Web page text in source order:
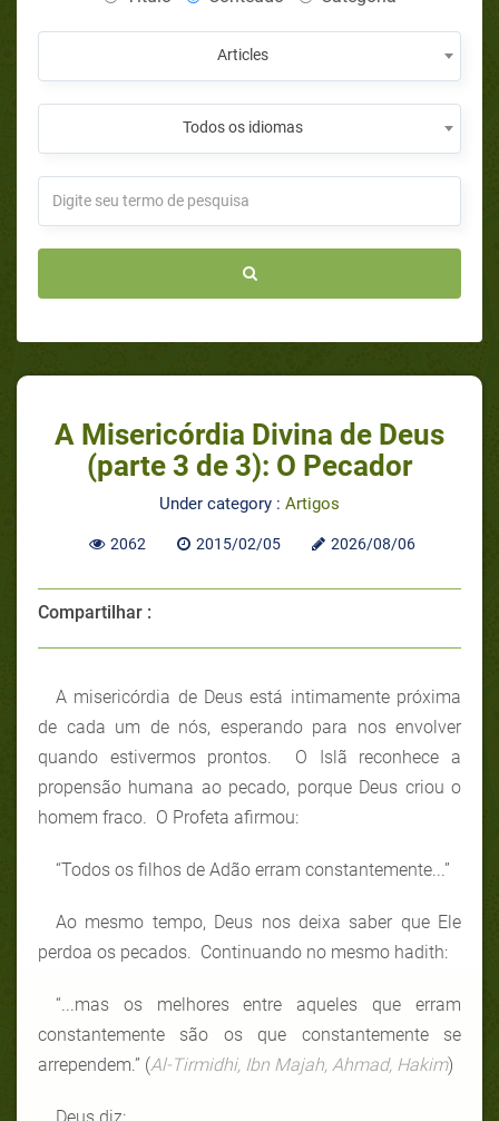
Articles
Todos os idiomas
A Misericórdia Divina de Deus
(parte 3 de 3): O Pecador
Under category : Artigos
2062 2015/02/05 2026/08/06
Compartilhar :
A misericórdia de Deus está intimamente próxima
de cada um de nós, esperando para nos envolver
quando estivermos prontos. O Islã reconhece a
propensão humana ao pecado, porque Deus criou o
homem fraco. O Profeta afirmou:
“Todos os filhos de Adão erram constantemente...”
Ao mesmo tempo, Deus nos deixa saber que Ele
perdoa os pecados. Continuando no mesmo hadith:
“...mas os melhores entre aqueles que erram
constantemente são os que constantemente se
arrependem.” (Al-Tirmidhi, Ibn Majah, Ahmad, Hakim)
Deus diz: